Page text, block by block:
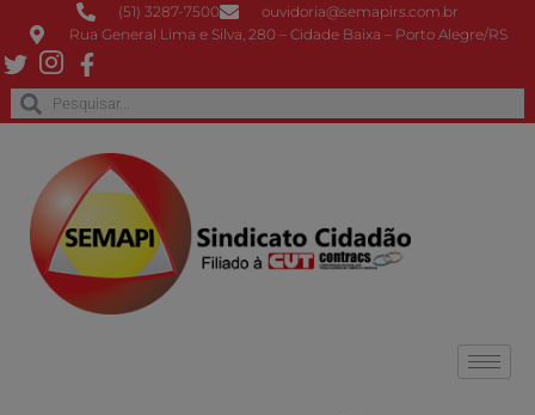
(51) 3287-7500
ouvidoria@semapirs.com.br
Rua General Lima e Silva, 280 – Cidade Baixa – Porto Alegre/RS